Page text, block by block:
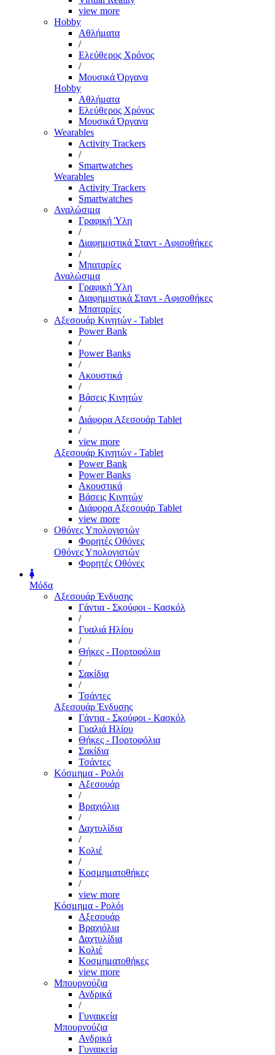
view more
Hobby
Αθλήματα
/
Ελεύθερος Χρόνος
/
Μουσικά Όργανα
Hobby
Αθλήματα
Ελεύθερος Χρόνος
Μουσικά Όργανα
Wearables
Activity Trackers
/
Smartwatches
Wearables
Activity Trackers
Smartwatches
Αναλώσιμα
Γραφική Ύλη
/
Διαφημιστικά Σταντ - Αφισοθήκες
/
Μπαταρίες
Αναλώσιμα
Γραφική Ύλη
Διαφημιστικά Σταντ - Αφισοθήκες
Μπαταρίες
Αξεσουάρ Κινητών - Tablet
Power Bank
/
Power Banks
/
Ακουστικά
/
Βάσεις Κινητών
/
Διάφορα Αξεσουάρ Tablet
/
view more
Αξεσουάρ Κινητών - Tablet
Power Bank
Power Banks
Ακουστικά
Βάσεις Κινητών
Διάφορα Αξεσουάρ Tablet
view more
Οθόνες Υπολογιστών
Φορητές Οθόνες
Οθόνες Υπολογιστών
Φορητές Οθόνες
Μόδα
Αξεσουάρ Ένδυσης
Γάντια - Σκούφοι - Κασκόλ
/
Γυαλιά Ηλίου
/
Θήκες - Πορτοφόλια
/
Σακίδια
/
Τσάντες
Αξεσουάρ Ένδυσης
Γάντια - Σκούφοι - Κασκόλ
Γυαλιά Ηλίου
Θήκες - Πορτοφόλια
Σακίδια
Τσάντες
Κόσμημα - Ρολόι
Αξεσουάρ
/
Βραχιόλια
/
Δαχτυλίδια
/
Κολιέ
/
Κοσμηματοθήκες
/
view more
Κόσμημα - Ρολόι
Αξεσουάρ
Βραχιόλια
Δαχτυλίδια
Κολιέ
Κοσμηματοθήκες
view more
Μπουρνούζια
Ανδρικά
/
Γυναικεία
Μπουρνούζια
Ανδρικά
Γυναικεία